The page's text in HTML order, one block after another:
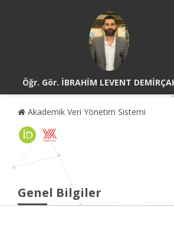
Öğr. Gör. İBRAHİM LEVENT
Akademik Veri Yönetim Sistemi
Genel Bilgiler